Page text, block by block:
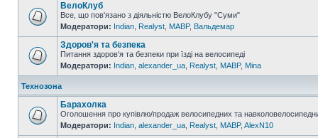
ВелоКлуб
Все, що пов'язано з діяльністю ВелоКлубу "Суми"
Модератори: Indian Realyst MABP, Вальдемар
Здоров'я та безпека
Питання здоров'я та безпеки при їзді на велосипеді
Модератори: Indian alexander_ua Realyst MABP, Mina
Технозона
Барахолка
Оголошення про купівлю/продаж велосипедних та
Модератори: Indian alexander_ua Realyst MABP, AlexN10